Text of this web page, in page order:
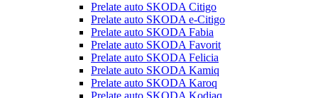
Prelate auto SKODA Citigo
Prelate auto SKODA e-Citigo
Prelate auto SKODA Fabia
Prelate auto SKODA Favorit
Prelate auto SKODA Felicia
Prelate auto SKODA Kamiq
Prelate auto SKODA Karoq
Prelate auto SKODA Kodiaq